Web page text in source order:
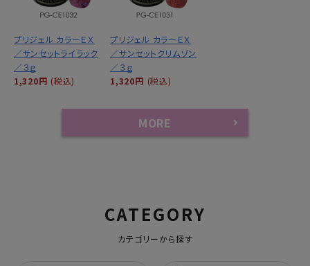
プリジェル カラーＥＸ
／サンセットライラック
／３ｇ
1,320円 (税込)
プリジェル カラーＥＸ
／サンセットクリムゾン
／３ｇ
1,320円 (税込)
MORE
CATEGORY
カテゴリーから探す